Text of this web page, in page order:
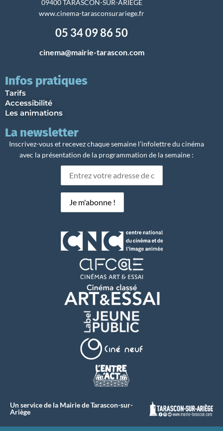
09400 TARASCON-SUR-ARIÈGE
www.cinema-tarasconsurariege.fr
05 34 09 86 50
cinema@mairie-tarascon.com
Infos pratiques
Tarifs
Accessibilité
Les animations
La newsletter
Inscrivez-vous et recevez chaque semaine l’infolettre du cinéma
avec la présentation de la programmation de la semaine :
Un service de la Mairie de Tarascon-sur-
Ariège